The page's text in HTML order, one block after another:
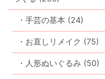
・手芸の基本 (24)
・お直しリメイク (75)
・人形ぬいぐるみ (50)